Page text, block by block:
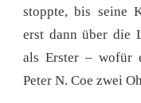
stoppte, bis seine
erst dann über die
als Erster – wofür
Peter N. Coe zwei